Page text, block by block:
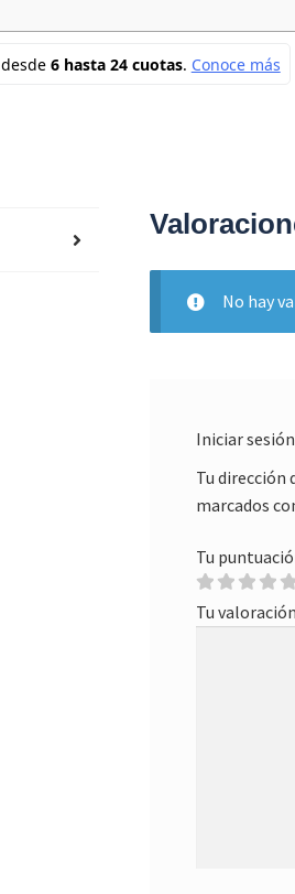
No hay
Iniciar
Tu dirección
marcados
Tu
Tu valoración